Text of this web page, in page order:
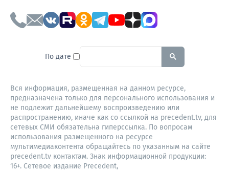
По дате To search this site, enter a
Вся информация, размещенная на данном ресурсе,
предназначена только для персонального использования и
не подлежит дальнейшему воспроизведению или
распространению, иначе как со ссылкой на precedent.tv, для
сетевых СМИ обязательна гиперссылка. По вопросам
использования размещенного на ресурсе
мультимедиаконтента обращайтесь по указанным на сайте
precedent.tv контактам. Знак информационной продукции:
16+. Сетевое издание Precedent,